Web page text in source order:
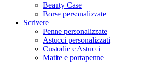
Beauty Case
Borse personalizzate
Scrivere
Penne personalizzate
Astucci personalizzati
Custodie e Astucci
Matite e portapenne